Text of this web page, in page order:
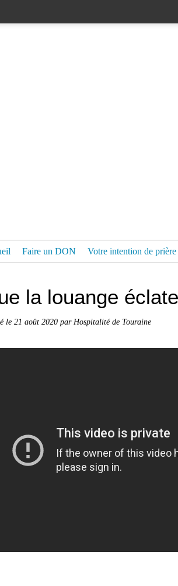
Faire un DON Votre intention de prière
la louange
le 21 août 2020 par Hospitalité de Touraine